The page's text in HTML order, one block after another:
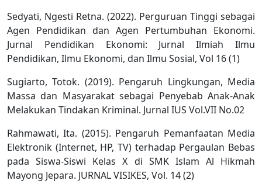
Sedyati, Ngesti Retna. (2022). Perguruan Tinggi sebagai
Agen Pendidikan dan Agen Pertumbuhan Ekonomi.
Jurnal Pendidikan Ekonomi: Jurnal Ilmiah Ilmu
Pendidikan, Ilmu Ekonomi, dan Ilmu Sosial, Vol 16 (1)
Sugiarto, Totok. (2019). Pengaruh Lingkungan, Media
Massa dan Masyarakat sebagai Penyebab Anak-Anak
Melakukan Tindakan Kriminal. Jurnal IUS Vol.VII No.02
Rahmawati, Ita. (2015). Pengaruh Pemanfaatan Media
Elektronik (Internet, HP, TV) terhadap Pergaulan Bebas
pada Siswa-Siswi Kelas X di SMK Islam Al Hikmah
Mayong Jepara. JURNAL VISIKES, Vol. 14 (2)